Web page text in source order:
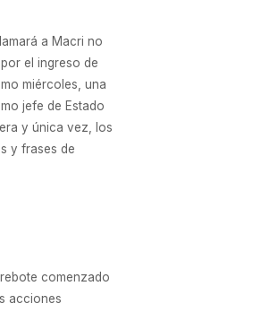
a Macri no
el ingreso de
miércoles, una
jefe de Estado
y única vez, los
y frases de
rebote comenzado
acciones